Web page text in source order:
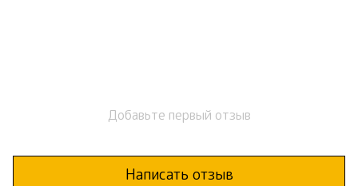
Добавьте первый отзыв
Написать отзыв